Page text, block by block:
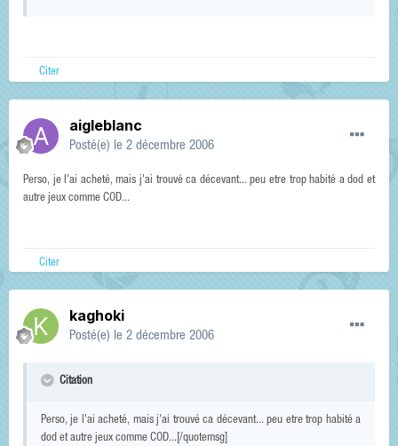
Citer
aigleblanc
Posté(e) le 2 décembre 2006
Perso, je l'ai acheté, mais j'ai trouvé ca décevant... peu etre trop habité a dod et
autre jeux comme COD...
Citer
kaghoki
Posté(e) le 2 décembre 2006
Citation
Perso, je l'ai acheté, mais j'ai trouvé ca décevant... peu etre trop habité a
dod et autre jeux comme COD...[/quotemsg]